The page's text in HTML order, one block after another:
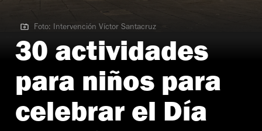
Foto: Intervención Víctor Santacruz
Foto: Intervención Víctor Santacruz
30 actividades
para niños para
celebrar el Día